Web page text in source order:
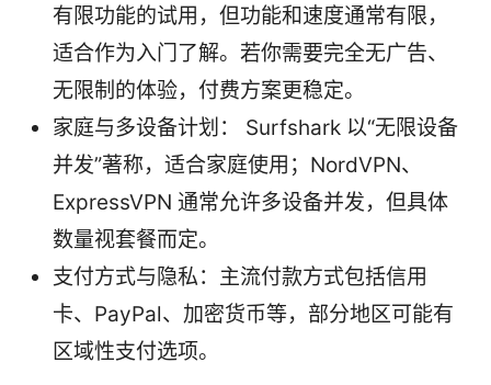
有限功能的试用，但功能和速度通常有限，
适合作为入门了解。若你需要完全无广告、
无限制的体验，付费方案更稳定。
家庭与多设备计划： Surfshark 以“无限设备
并发”著称，适合家庭使用；NordVPN、
ExpressVPN 通常允许多设备并发，但具体
数量视套餐而定。
支付方式与隐私：主流付款方式包括信用
卡、PayPal、加密货币等，部分地区可能有
区域性支付选项。